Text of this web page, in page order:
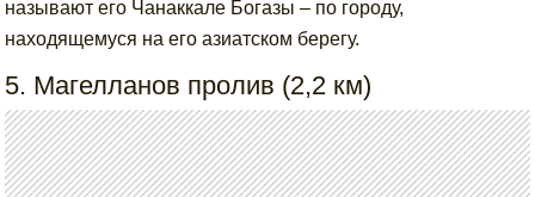
называют его Чанаккале Богазы – по городу,
находящемуся на его азиатском берегу.
5. Магелланов пролив (2,2 км)